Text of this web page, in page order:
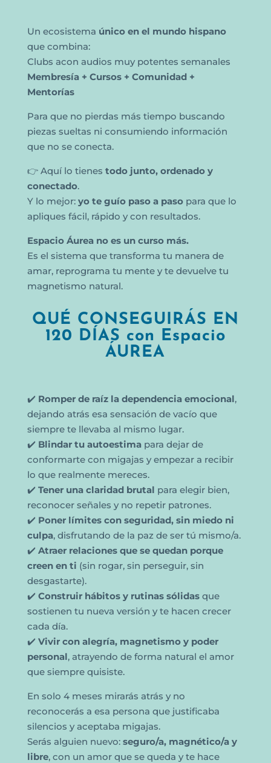
Un ecosistema único en el mundo hispano
que combina:
Clubs acon audios muy potentes semanales
Membresía + Cursos + Comunidad +
Mentorías
Para que no pierdas más tiempo buscando
piezas sueltas ni consumiendo información
que no se conecta.
👉 Aquí lo tienes todo junto, ordenado y
conectado.
Y lo mejor: yo te guío paso a pasopara que lo
apliques fácil, rápido y con resultados.
Espacio Áurea no es un curso más.
Es el sistema que transforma tu manera de
amar, reprograma tu mente y te devuelve tu
magnetismo natural.
QUÉ CONSEGUIRÁS EN
120 DÍAS con Espacio
ÁUREA
✔️ Romper de raíz la dependencia emocional,
dejando atrás esa sensación de vacío que
siempre te llevaba al mismo lugar.
✔️ Blindar tu autoestimapara dejar de
conformarte con migajas y empezar a recibir
lo que realmente mereces.
✔️ Tener una claridad brutal para elegir bien,
reconocer señales y no repetir patrones.
✔️ Poner límites con seguridad, sin miedo ni
culpa, disfrutando de la paz de ser tú mismo/a.
✔️ Atraer relaciones que se quedan porque
creen en ti (sin rogar, sin perseguir, sin
desgastarte).
✔️ Construir hábitos y rutinas sólidasque
sostienen tu nueva versión y te hacen crecer
cada día.
✔️ Vivir con alegría, magnetismo y poder
personal, atrayendo de forma natural el amor
que siempre quisiste.
En solo 4 meses mirarás atrás y no
reconocerás a esa persona que justificaba
silencios y aceptaba migajas.
Serás alguien nuevo: seguro/a, magnético/a y
libre, con un amor que se queda y te hace